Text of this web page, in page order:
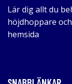
Lär dig allt du
höjdhoppare
hemsida